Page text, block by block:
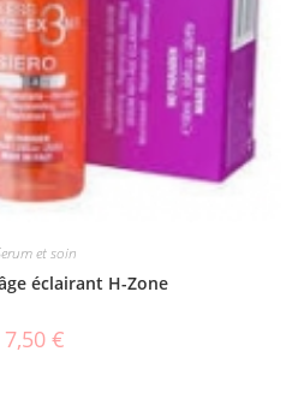
et soin
éclairant H-Zone
7,50 €